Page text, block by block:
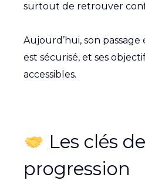
surtout de retrouver
Aujourd’hui, son
est sécurisé, et ses
accessibles.
Les clés
progression